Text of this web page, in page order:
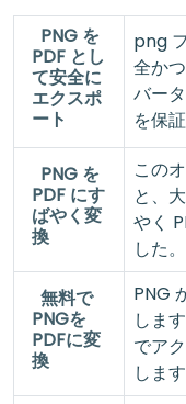
PNG を
PDF とし
て安全に
エクスポ
ート
png
全か
バー
を保
PNG を
PDF にす
ばやく変
換
この
と、
やく
した。
無料で
PNGを
PDFに変
換
PNG
しま
でア
します